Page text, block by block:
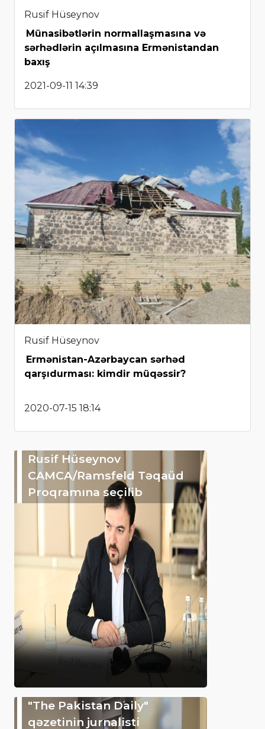
Rusif Hüseynov
Münasibətlərin normallaşmasına və
sərhədlərin açılmasına Ermənistandan
baxış
2021-09-11 14:39
Rusif Hüseynov
Ermənistan-Azərbaycan sərhəd
qarşıdurması: kimdir müqəssir?
2020-07-15 18:14
Rusif Hüseynov
CAMCA/Ramsfeld Təqaüd
Proqramına seçilib
"The Pakistan Daily"
qəzetinin jurnalisti